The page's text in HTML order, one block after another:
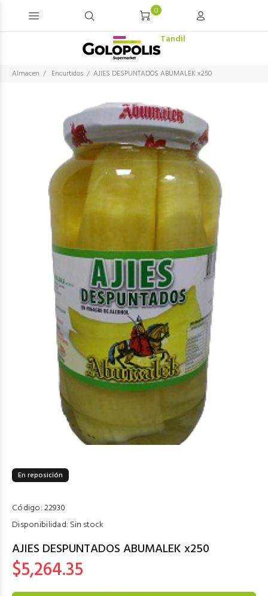
0
Tandil
Almacen Encurtidos AJIES DESPUNTADOS ABUMALEK x250
En reposición
Código:22930
Disponibilidad: Sin stock
AJIES DESPUNTADOS ABUMALEK x250
$5,264.35